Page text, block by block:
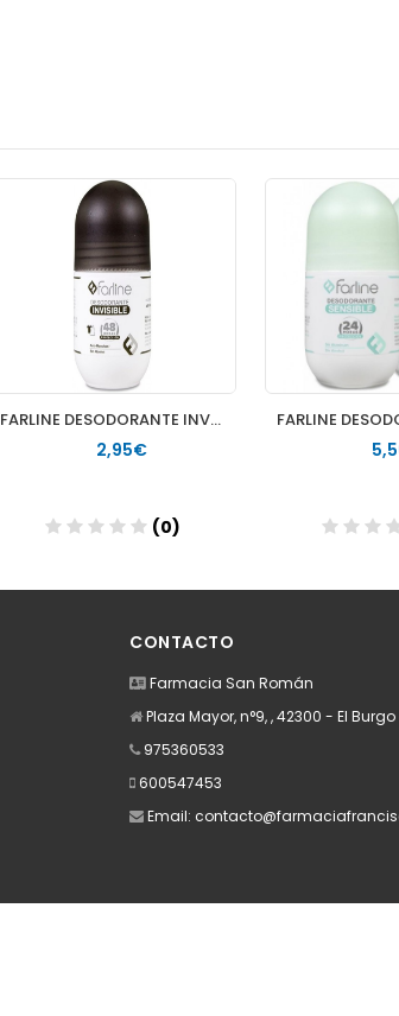
FARLINE DESODORANTE INVISIBLE 1 ENVASE 50 ML
2,95€
(0)
CONTACTO
Farmacia San Román
Plaza Mayor, n°9, , 42300 - El
975360533
600547453
Email: